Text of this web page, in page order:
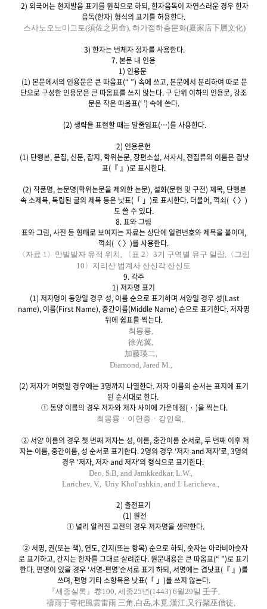
2) 외국어는 현지발음 표기를 원칙으로 하되, 한자음독이 자연스러운 경우 한자
음독(한자) 형식의 표기를 허용한다.
스사노오노미고토(須佐之男命), 하가점하층문화(夏家店下層文化)
3) 한자는 번체자 정자를 사용한다.
7. 본문 내 인용
1) 인용문
(1) 본문에서의 인용문은 큰 따옴표(“ ”) 속에 쓰고, 본문에서 분리하여 따로 문
단으로 구성한 인용문은 큰 따옴표를 쓰지 않는다. 구 단위 이하의 인용문, 강조
문은 작은 따옴표(‘ ’) 속에 쓴다.
(2) 생략을 표현할 때는 말줄임표(…)를 사용한다.
2) 인용문헌
(1) 단행본, 문집, 신문, 잡지, 학위논문, 장편소설, 서사시, 전집류의 이름은 겹낫
표(『 』)로 표시한다.
(2) 작품명, 논문명(학위논문을 제외한 논문), 설화(문헌 및 구전) 제목, 단행본
속 소제목, 독립된 글의 제목 등은 낫표(「 」)로 표시한다. 더불어, 꺽쇠(〈 〉)
도 쓸 수 있다.
8. 표와 그림
표와 그림, 사진 등 형태로 보여지는 자료는 상단에 일련번호와 제목을 붙이며,
꺽쇠(〈 〉)를 사용한다.
〈자료 1〉만발발자 유적 위치, 〈표 2〉3기 구역별 유구 일람,〈그림
10〉지리산 법계사 산신각 산신도
9. 각주
1) 저자명 표기
(1) 저자명이 동양일 경우 성, 이름 순으로 표기하며 서양일 경우 성(Last
name), 이름(First Name), 중간이름(Middle Name) 순으로 표기한다. 저자명
뒤에 쉼표를 찍는다.
최몽룡,
徐光冀,
加藤瑛二,
Diamond, Jared M.,
(2) 저자가 여럿일 경우에는 3명까지 나열한다. 저자 이름의 순서는 표지에 표기
된 순서대로 한다.
① 동양 이름의 경우 저자와 저자 사이에 가운데점( · )을 찍는다.
최몽룡ㆍ이헌종ㆍ강인욱,
② 서양 이름의 경우 첫 번째 저자는 성, 이름, 중간이름 순서로, 두 번째 이후 저
자는 이름, 중간이름, 성 순서로 표기한다. 2명의 경우 ‘저자 and 저자’로, 3명의
경우 ‘저자, 저자 and 저자’의 형식으로 표기한다.
Deo, S.B, and Jamkkedkar, L.W.,
Larichev, V., Uriy Khol'ushkin, and I. Laricheva.,
2) 출전표기
(1) 원전
① 널리 알려진 고전의 경우 저자명을 생략한다.
② 서명, 권(또는 책), 연도, 간지(또는 항목) 순으로 하되, 숫자는 아라비아숫자
로 표기하고, 간지는 한자를 그대로 살려준다. 원문내용은 큰 따옴표(“ ”)로 표기
한다. 편명이 있을 경우 ‘서명-편명’순서로 표기 하되, 서명에는 겹낫표(『 』)를
쓰며, 편명 기타 소항목은 낫표(「 」)를 쓰지 않는다.
『세종실록』卷100, 세종25년(1443) 6월29일 壬子,
禱雨于雩祀風雲雷雨 三角,白岳,木覓,漢江,又行聚巫僧徒,